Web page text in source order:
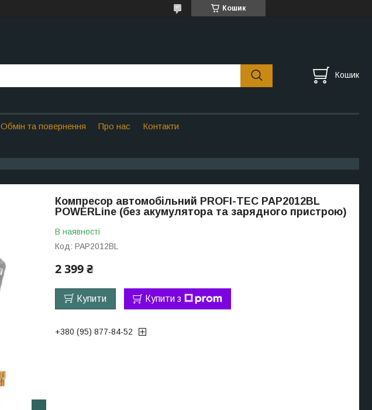
Кошик
Кошик
Обмін та повернення Про нас Контакти
Компресор автомобільний PROFI-TEC PAP2012BL
POWERLine (без акумулятора та зарядного пристрою)
В наявності
Код: PAP2012BL
2 399 ₴
Купити Купити з
+380 (95) 877-84-52